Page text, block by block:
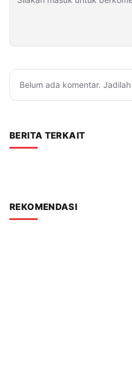
Belum ada komentar.
BERITA TERKAIT
REKOMENDASI